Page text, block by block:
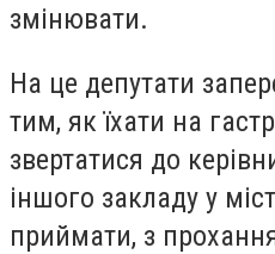
змінювати.
На це депутати
тим, як їхати на
звертатися до
іншого закладу у
приймати, з